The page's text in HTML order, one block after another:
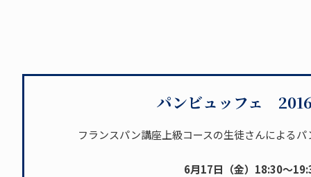
パンビュッフェ
フランスパン講座上級コースの生徒さんによる
6月17日（金）18:30～